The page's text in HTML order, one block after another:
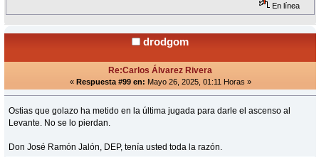
En línea
drodgom
Re:Carlos Álvarez Rivera
« Respuesta #99 en: Mayo 26, 2025, 01:11 Horas »
Ostias que golazo ha metido en la última jugada para darle el ascenso al
Levante. No se lo pierdan.
Don José Ramón Jalón, DEP, tenía usted toda la razón.